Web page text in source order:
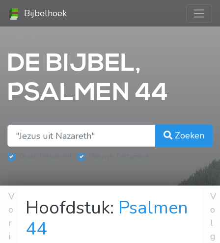
Bijbelhoek
DE BIJBEL,
PSALMEN 44
Zoeken
V
o
r
i
Hoofdstuk: Psalmen
44
V
o
l
g